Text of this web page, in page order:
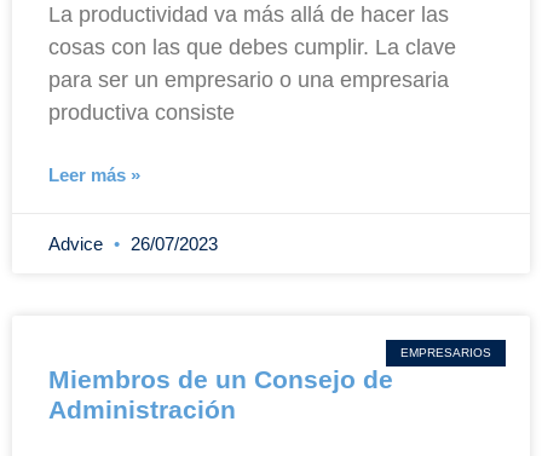
La productividad va más allá de hacer las
cosas con las que debes cumplir. La clave
para ser un empresario o una empresaria
productiva consiste
Leer más »
Advice 26/07/2023
EMPRESARIOS
Miembros de un Consejo de
Administración